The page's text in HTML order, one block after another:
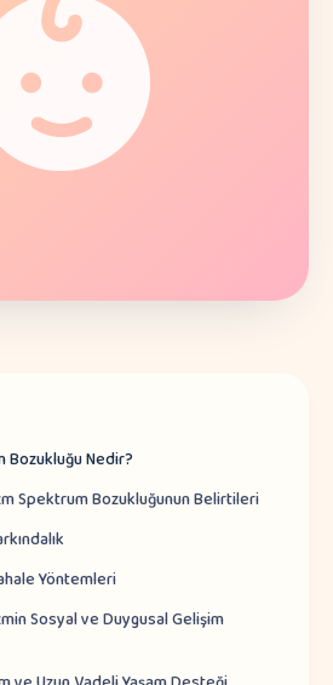
Bozukluğu Nedir?
Spektrum Bozukluğunun Belirtileri
Yöntemleri
Sosyal ve Duygusal Gelişim